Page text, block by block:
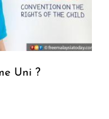
Uni ?